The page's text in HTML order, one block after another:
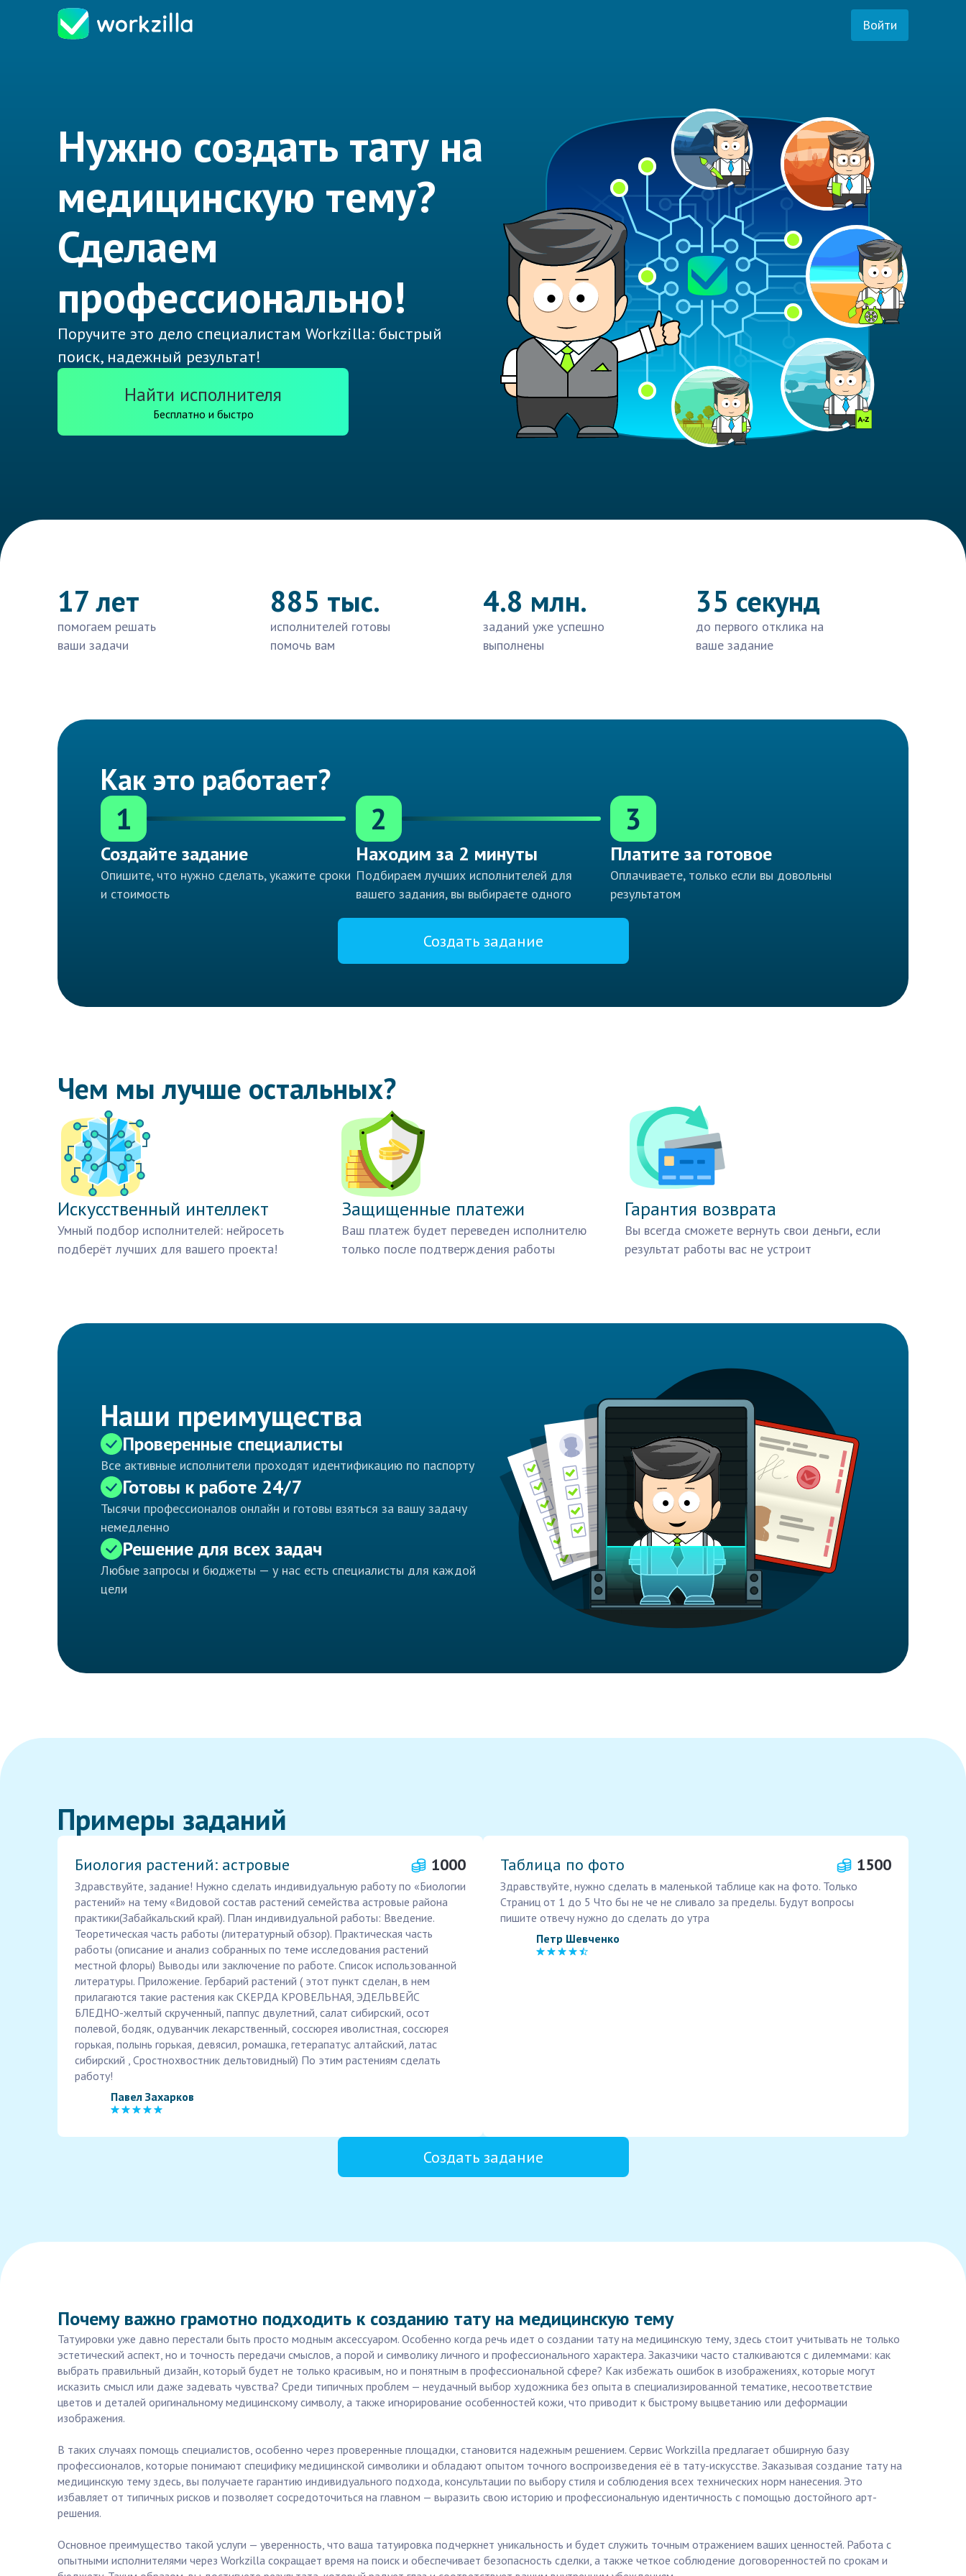
Войти
Нужно создать тату на
медицинскую тему?
Сделаем
профессионально!
Поручите это дело специалистам Workzilla: быстрый
поиск, надежный результат!
Найти исполнителя
Бесплатно и быстро
17 лет
помогаем решать
ваши задачи
885 тыс.
исполнителей готовы
помочь вам
4.8 млн.
заданий уже успешно
выполнены
35 секунд
до первого отклика на
ваше задание
Как это работает?
1
Создайте задание
Опишите, что нужно сделать, укажите сроки
и стоимость
2
Находим за 2 минуты
Подбираем лучших исполнителей для
вашего задания, вы выбираете одного
3
Платите за готовое
Оплачиваете, только если вы довольны
результатом
Создать задание
Чем мы лучше остальных?
Искусственный интеллект
Умный подбор исполнителей: нейросеть
подберёт лучших для вашего проекта!
Защищенные платежи
Ваш платеж будет переведен исполнителю
только после подтверждения работы
Гарантия возврата
Вы всегда сможете вернуть свои деньги, если
результат работы вас не устроит
Наши преимущества
Проверенные специалисты
Все активные исполнители проходят идентификацию по паспорту
Готовы к работе 24/7
Тысячи профессионалов онлайн и готовы взяться за вашу задачу
немедленно
Решение для всех задач
Любые запросы и бюджеты — у нас есть специалисты для каждой
цели
Примеры заданий
Биология растений: астровые 1000
Здравствуйте, задание! Нужно сделать индивидуальную работу по «Биологии
растений» на тему «Видовой состав растений семейства астровые района
практики(Забайкальский край). План индивидуальной работы: Введение.
Теоретическая часть работы (литературный обзор). Практическая часть
работы (описание и анализ собранных по теме исследования растений
местной флоры) Выводы или заключение по работе. Список использованной
литературы. Приложение. Гербарий растений ( этот пункт сделан, в нем
прилагаются такие растения как СКЕРДА КРОВЕЛЬНАЯ, ЭДЕЛЬВЕЙС
БЛЕДНО-желтый скрученный, паппус двулетний, салат сибирский, осот
полевой, бодяк, одуванчик лекарственный, соссюрея иволистная, соссюрея
горькая, полынь горькая, девясил, ромашка, гетерапатус алтайский, латас
сибирский , Сростнохвостник дельтовидный) По этим растениям сделать
работу!
Павел Захарков
Таблица по фото 1500
Здравствуйте, нужно сделать в маленькой таблице как на фото. Только
Страниц от 1 до 5 Что бы не че не сливало за пределы. Будут вопросы
пишите отвечу нужно до сделать до утра
Петр Шевченко
Создать задание
Почему важно грамотно подходить к созданию тату на медицинскую тему
Татуировки уже давно перестали быть просто модным аксессуаром. Особенно когда речь идет о создании тату на медицинскую тему, здесь стоит учитывать не только
эстетический аспект, но и точность передачи смыслов, а порой и символику личного и профессионального характера. Заказчики часто сталкиваются с дилеммами: как
выбрать правильный дизайн, который будет не только красивым, но и понятным в профессиональной сфере? Как избежать ошибок в изображениях, которые могут
исказить смысл или даже задевать чувства? Среди типичных проблем — неудачный выбор художника без опыта в специализированной тематике, несоответствие
цветов и деталей оригинальному медицинскому символу, а также игнорирование особенностей кожи, что приводит к быстрому выцветанию или деформации
изображения.
В таких случаях помощь специалистов, особенно через проверенные площадки, становится надежным решением. Сервис Workzilla предлагает обширную базу
профессионалов, которые понимают специфику медицинской символики и обладают опытом точного воспроизведения её в тату-искусстве. Заказывая создание тату на
медицинскую тему здесь, вы получаете гарантию индивидуального подхода, консультации по выбору стиля и соблюдения всех технических норм нанесения. Это
избавляет от типичных рисков и позволяет сосредоточиться на главном — выразить свою историю и профессиональную идентичность с помощью достойного арт-
решения.
Основное преимущество такой услуги — уверенность, что ваша татуировка подчеркнет уникальность и будет служить точным отражением ваших ценностей. Работа с
опытными исполнителями через Workzilla сокращает время на поиск и обеспечивает безопасность сделки, а также четкое соблюдение договоренностей по срокам и